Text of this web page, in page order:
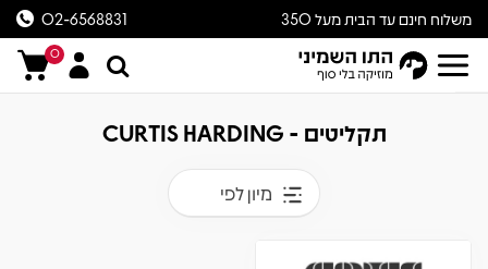
משלוח חינם עד הבית מעל 350
ש״ח
02-6568831
0
תקליטים - CURTIS HARDING
מיון לפי